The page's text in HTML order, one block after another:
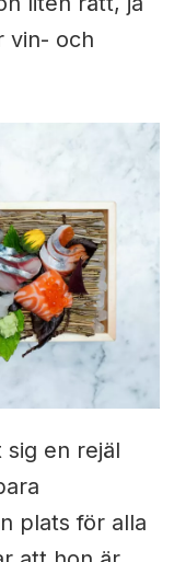
vin- och
sig en rejäl
plats för alla